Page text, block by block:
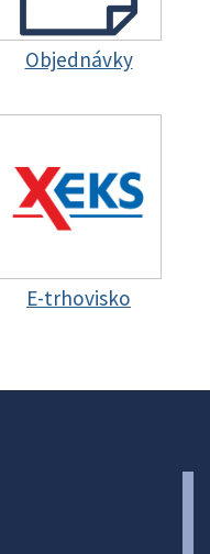
Objednávky
E-trhovisko